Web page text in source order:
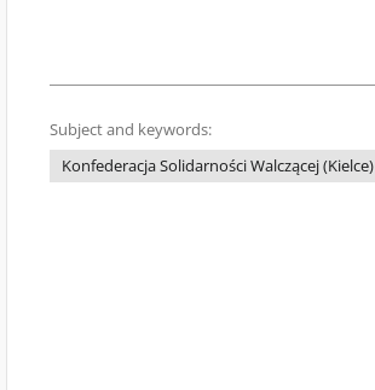
Subject and keywords:
Konfederacja Solidarności Walczącej (Kielce)